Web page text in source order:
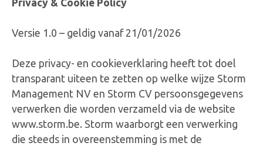
Privacy & Cookie Policy
Versie 1.0 – geldig vanaf 21/01/2026
Deze privacy- en cookieverklaring heeft tot doel
transparant uiteen te zetten op welke wijze Storm
Management NV en Storm CV persoonsgegevens
verwerken die worden verzameld via de website
www.storm.be. Storm waarborgt een verwerking
die steeds in overeenstemming is met de